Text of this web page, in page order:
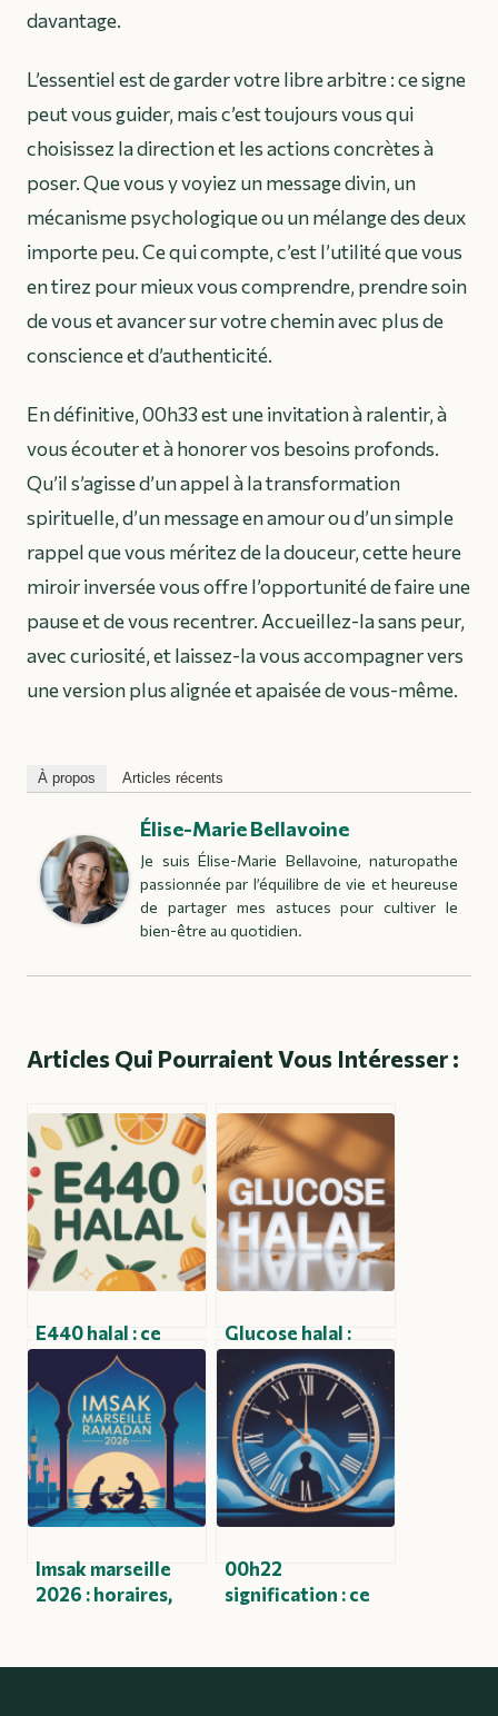
davantage.
L’essentiel est de garder votre libre arbitre : ce signe
peut vous guider, mais c’est toujours vous qui
choisissez la direction et les actions concrètes à
poser. Que vous y voyiez un message divin, un
mécanisme psychologique ou un mélange des deux
importe peu. Ce qui compte, c’est l’utilité que vous
en tirez pour mieux vous comprendre, prendre soin
de vous et avancer sur votre chemin avec plus de
conscience et d’authenticité.
En définitive, 00h33 est une invitation à ralentir, à
vous écouter et à honorer vos besoins profonds.
Qu’il s’agisse d’un appel à la transformation
spirituelle, d’un message en amour ou d’un simple
rappel que vous méritez de la douceur, cette heure
miroir inversée vous offre l’opportunité de faire une
pause et de vous recentrer. Accueillez-la sans peur,
avec curiosité, et laissez-la vous accompagner vers
une version plus alignée et apaisée de vous-même.
À propos Articles récents
Élise-Marie Bellavoine
Je suis Élise-Marie Bellavoine, naturopathe
passionnée par l’équilibre de vie et heureuse
de partager mes astuces pour cultiver le
bien-être au quotidien.
Articles Qui Pourraient Vous Intéresser :
E440 halal : ce
qu’il faut savoir
sur ce fameux
additif alimentaire
Glucose halal :
tout ce qu’il faut
savoir pour faire le
bon choix
Imsak marseille
2026 : horaires,
conseils pratiques
00h22
signification : ce
vraiment